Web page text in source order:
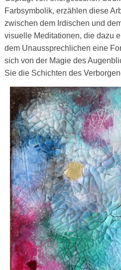
Farbsymbolik, erzählen diese
zwischen dem Irdischen und
visuelle Meditationen, die dazu
dem Unaussprechlichen eine
sich von der Magie des
Sie die Schichten des